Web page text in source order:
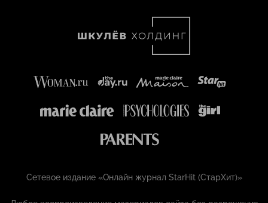
Сетевое издание «Онлайн журнал StarHit (СтарХит)»